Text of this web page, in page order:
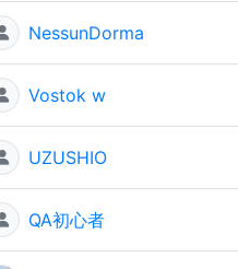
NessunDorma
Vostok w
UZUSHIO
QA初心者